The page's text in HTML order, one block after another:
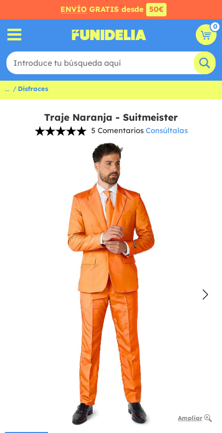
ENVÍO GRATIS desde 50€
0
... Disfraces
Traje Naranja - Suitmeister
5 Comentarios Consúltalas
Ampliar